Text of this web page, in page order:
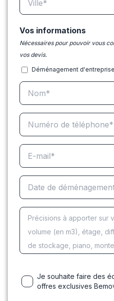
Vos informations
Nécessaires pour pouvoir vous
vos devis.
Déménagement
Je souhaite faire des
offres exclusives